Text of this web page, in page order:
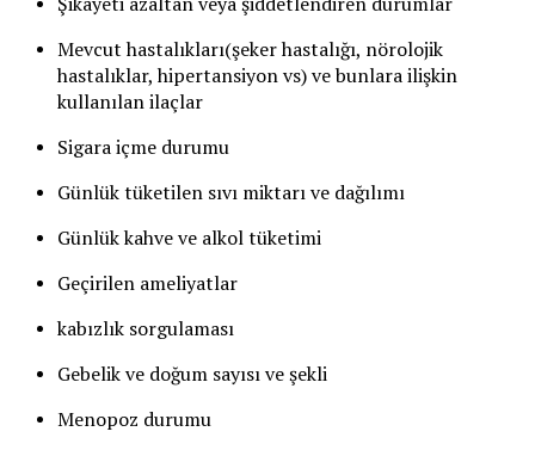
Mevcut hastalıkları(şeker hastalığı, nörolojik
hastalıklar, hipertansiyon vs) ve bunlara ilişkin
kullanılan ilaçlar
Sigara içme durumu
Günlük tüketilen sıvı miktarı ve dağılımı
Günlük kahve ve alkol tüketimi
Geçirilen ameliyatlar
kabızlık sorgulaması
Gebelik ve doğum sayısı ve şekli
Menopoz durumu